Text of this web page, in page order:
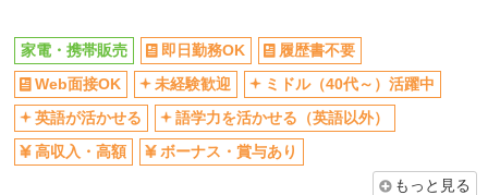
日払い
車通勤OK
交通費支給
社会保険あり
社員登用あり
家電・携帯販売 即日勤務OK
履歴書不要
Web面接OK
未経験歓迎
ミドル（40代～）活躍中
英語が活かせる
語学力を活かせる（英語以外）
高収入・高額
ボーナス・賞与あり
もっと見る